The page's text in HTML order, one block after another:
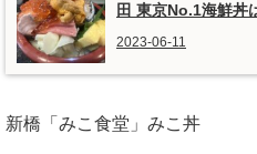
田 東京No.1海鮮丼
2023-06-11
新橋「みこ食堂」みこ丼